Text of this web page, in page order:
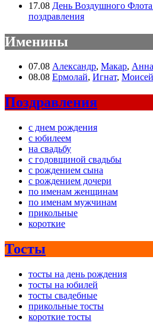
17.08 День Воздушного
поздравления
Именины
07.08 Александр, Макар, Анна
08.08 Ермолай, Игнат, Моисей
Поздравления
с днем рождения
с юбилеем
на свадьбу
с годовщиной свадьбы
с рождением сына
с рождением дочери
по именам женщинам
по именам мужчинам
прикольные
короткие
Тосты
тосты на день рождения
тосты на юбилей
тосты свадебные
прикольные тосты
короткие тосты